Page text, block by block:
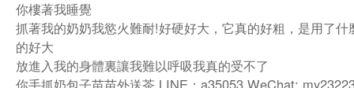
你樓著我睡覺
抓著我的奶奶我慾火難耐!好硬好大，它真的好粗，是用了什
的好大
放進入我的身體裏讓我難以呼吸我真的受不了
你手抓奶包子苗苗外送茶 LINE：a35053 WeChat: